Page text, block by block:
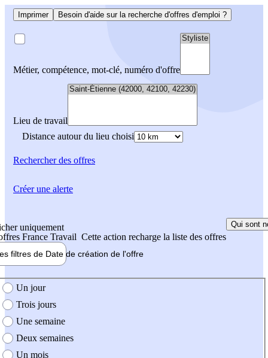
Imprimer Besoin d'aide sur la recherche d'offres d'emploi ?
Métier, compétence, mot-clé, numéro d'offre
Lieu de travail
Distance autour du lieu choisi
Rechercherdes offres
uniquement
France Travail Cette action recharge la liste des offres
Qui sont
filtres de Date de création de l'offre
création de l'offre
Un jour
Trois jours
Une semaine
Deux semaines
Un mois
Créer une alerte